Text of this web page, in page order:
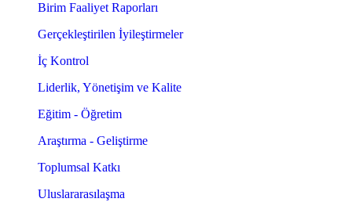
Birim Faaliyet Raporları
Gerçekleştirilen İyileştirmeler
İç Kontrol
Liderlik, Yönetişim ve Kalite
Eğitim - Öğretim
Araştırma - Geliştirme
Toplumsal Katkı
Uluslararasılaşma